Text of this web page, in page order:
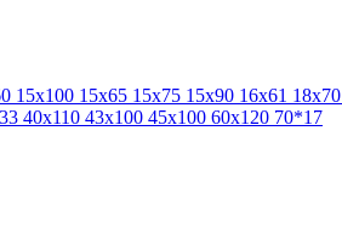
15x100 15x65 15x75 15x90 16x61 18x70
33 40х110 43x100 45х100 60x120 70*17